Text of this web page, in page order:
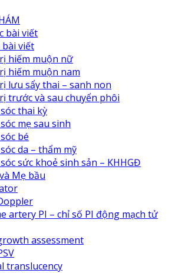
bài viết
bài viết
hiếm muộn nữ
hiếm muộn nam
lưu sẩy thai – sanh non
trước và sau chuyển phôi
thai kỳ
mẹ sau sinh
bé
da – thẩm mỹ
sức khoẻ sinh sản – KHHGĐ
Mẹ bầu
artery PI – chỉ số PI động mạch tử
assessment
translucency